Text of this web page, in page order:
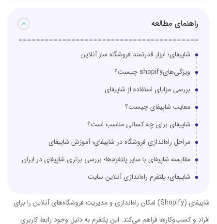
راهنمای مطالعه
شاپیفای؛ ابزار قدرتمند فروشگاه ساز آنلاین
ویژگی‌‌هایshopify چیست؟
بررسی مزایای استفاده از شاپیفای
معایب شاپیفای چیست؟
شاپیفای برای چه کسانی مناسب است؟
مراحل راه‌اندازی فروشگاه در شاپیفای؛ آموزش شاپیفای
مقایسه شاپیفای با سایر پلتفرم‌ها؛ بررسی برتری شاپیفای در ایران
شاپیفای؛ پلتفرم راه‌اندازی آنلاین سایت
شاپیفای (Shopify) امکان راه‌اندازی و مدیریت فروشگاه‌های آنلاین را برای
افراد و کسب‌وکارها فراهم می‌کند. این پلتفرم به دلیل وجود رابط کاربری